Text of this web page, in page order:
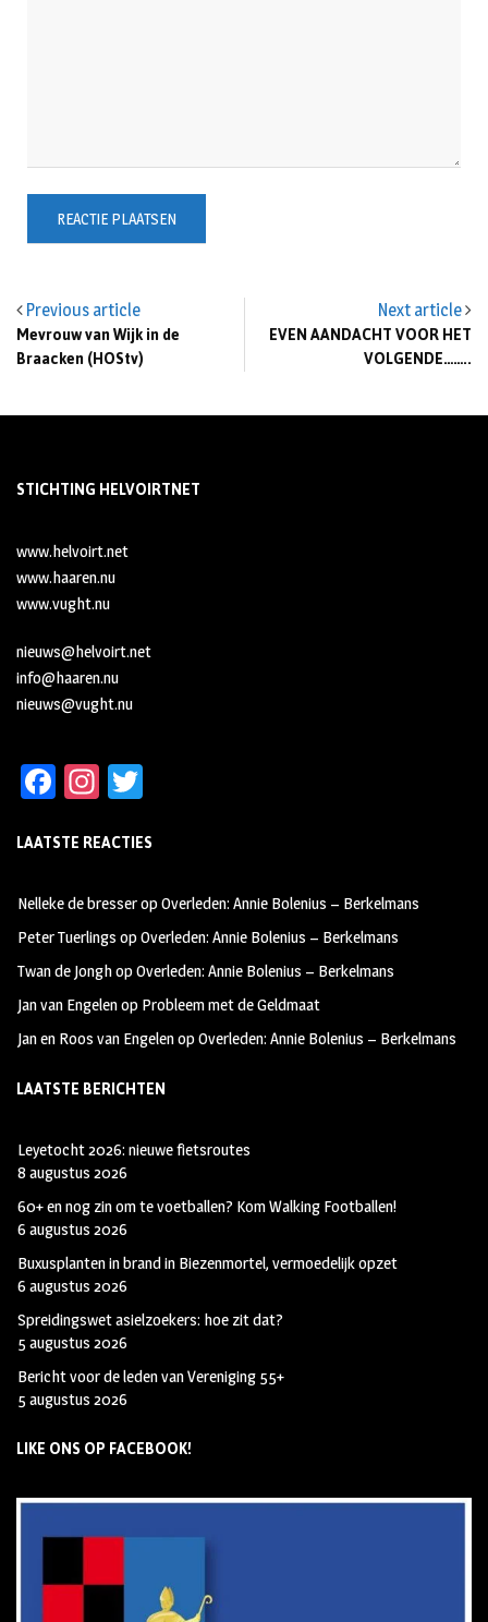
Previous article
Mevrouw van Wijk in de
Braacken (HOStv)
Next article
EVEN AANDACHT VOOR HET
VOLGENDE……..
STICHTING HELVOIRTNET
www.helvoirt.net
www.haaren.nu
www.vught.nu
nieuws@helvoirt.net
info@haaren.nu
nieuws@vught.nu
Fa
b
oo
k
In
ag
m
tt
LAATSTE REACTIES
Nelleke de bresseropOverleden: Annie Bolenius – Berkelmans
Peter Tuerlings opOverleden: Annie Bolenius – Berkelmans
Twan de JonghopOverleden: Annie Bolenius – Berkelmans
Jan van Engelenop Probleem met de Geldmaat
Jan en Roos van EngelenopOverleden: Annie Bolenius – Berkelmans
LAATSTE BERICHTEN
Leyetocht 2026: nieuwe fietsroutes
8 augustus 2026
60+ en nog zin om te voetballen? Kom Walking Footballen!
6 augustus 2026
Buxusplanten in brand in Biezenmortel, vermoedelijk opzet
6 augustus 2026
Spreidingswet asielzoekers: hoe zit dat?
5 augustus 2026
Bericht voor de leden van Vereniging 55+
5 augustus 2026
LIKE ONS OP FACEBOOK!